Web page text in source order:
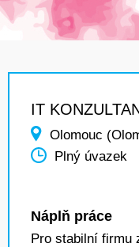
IT
Olomouc
Plný úvazek
Náplň práce
Pro stabilní firmu